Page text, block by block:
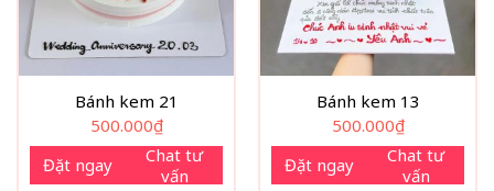
Bánh kem 21
500.000₫
Đặt ngay
Chat tư
vấn
Bánh kem 13
500.000₫
Đặt ngay
Chat tư
vấn